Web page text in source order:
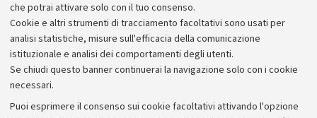
che potrai attivare solo con il tuo consenso.
Cookie e altri strumenti di tracciamento facoltativi sono usati per
analisi statistiche, misure sull'efficacia della comunicazione
istituzionale e analisi dei comportamenti degli utenti.
Se chiudi questo banner continuerai la navigazione solo con i cookie
necessari.
Puoi esprimere il consenso sui cookie facoltativi attivando l'opzione
Archivio